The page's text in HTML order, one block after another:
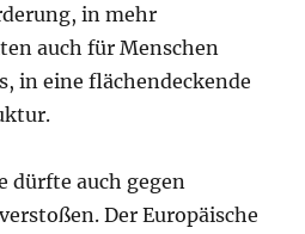
in mehr
auch für Menschen
in eine flächendeckende
dürfte auch gegen
Der Europäische